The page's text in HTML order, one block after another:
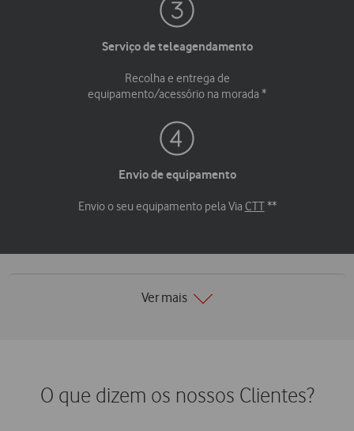
Serviço de teleagendamento
Recolha e entrega de
equipamento/acessório na morada *
Envio de equipamento
Envio o seu equipamento pela Via CTT**
Ver mais
O que dizem os nossos Clientes?